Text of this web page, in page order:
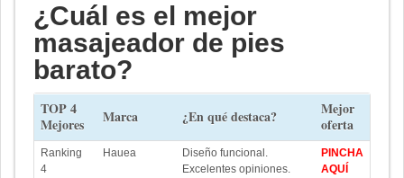
¿Cuál es el mejor
masajeador de pies
barato?
TOP 4
Mejores
Marca ¿En qué destaca?
Mejor
oferta
Ranking
4
Hauea
Diseño funcional.
Excelentes opiniones.
PINCHA
AQUÍ